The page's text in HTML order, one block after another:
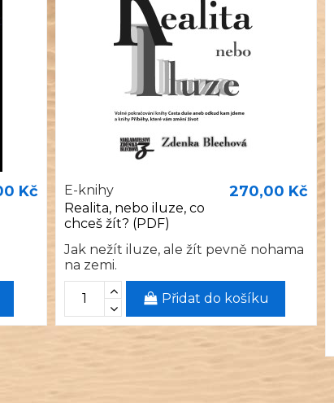
Kč
E-knihy
Realita, nebo iluze, co
chceš žít? (PDF)
270,00 Kč
Jak nežít iluze, ale žít pevně nohama
na zemi.
Přidat do košíku